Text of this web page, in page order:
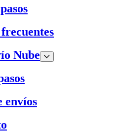
Nube
envíos